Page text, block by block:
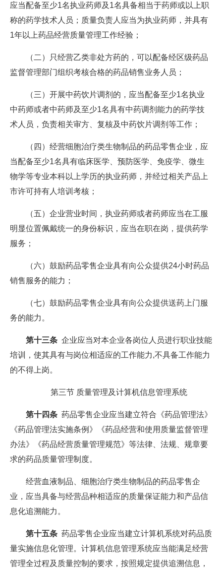
应当配备至少1名执业药师及1名具备相当于药师或以上职
称的药学技术人员；质量负责人应当为执业药师，并具有
1年以上药品经营质量管理工作经验；
（二）只经营乙类非处方药的，可以配备经区级药品
监督管理部门组织考核合格的药品销售业务人员；
（三）开展中药饮片调剂的，应当配备至少1名执业
中药师或者中药师及至少1名具有中药调剂能力的药学技
术人员，负责相关审方、复核及中药饮片调剂等工作；
（四）经营细胞治疗类生物制品的药品零售企业，应
当配备至少1名具有临床医学、预防医学、免疫学、微生
物学等专业本科以上学历的执业药师，并经过相关产品上
市许可持有人培训考核；
（五）企业营业时间，执业药师或者药师应当在工服
明显位置佩戴统一的身份标识，应当在职在岗，提供药学
服务；
（六）鼓励药品零售企业具有向公众提供24小时药品
销售服务的能力；
（七）鼓励药品零售企业具有向公众提供送药上门服
务的能力。
第十三条 企业应当对本企业各岗位人员进行职业技能
培训，使其具有与岗位相适应的工作能力,不具备工作能力
的不得上岗。
第三节 质量管理及计算机信息管理系统
第十四条 药品零售企业应当建立符合《药品管理法》
《药品管理法实施条例》《药品经营和使用质量监督管理
办法》《药品经营质量管理规范》等法律、法规、规章要
求的药品质量管理制度。
经营血液制品、细胞治疗类生物制品的药品零售企
业，应当具备与经营品种相适应的质量保证能力和产品信
息化追溯能力。
第十五条 药品零售企业应当建立计算机系统对药品质
量实施信息化管理。计算机信息管理系统应当能满足经营
管理全过程及质量控制的要求，按照规定提供追溯信息，